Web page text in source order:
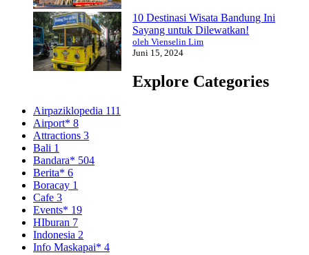
10 Destinasi Wisata Bandung Ini
Sayang untuk Dilewatkan!
oleh Vienselin Lim
Juni 15, 2024
Explore Categories
Airpaziklopedia 111
Airport* 8
Attractions 3
Bali 1
Bandara* 504
Berita* 6
Boracay 1
Cafe 3
Events* 19
HIburan 7
Indonesia 2
Info Maskapai* 4